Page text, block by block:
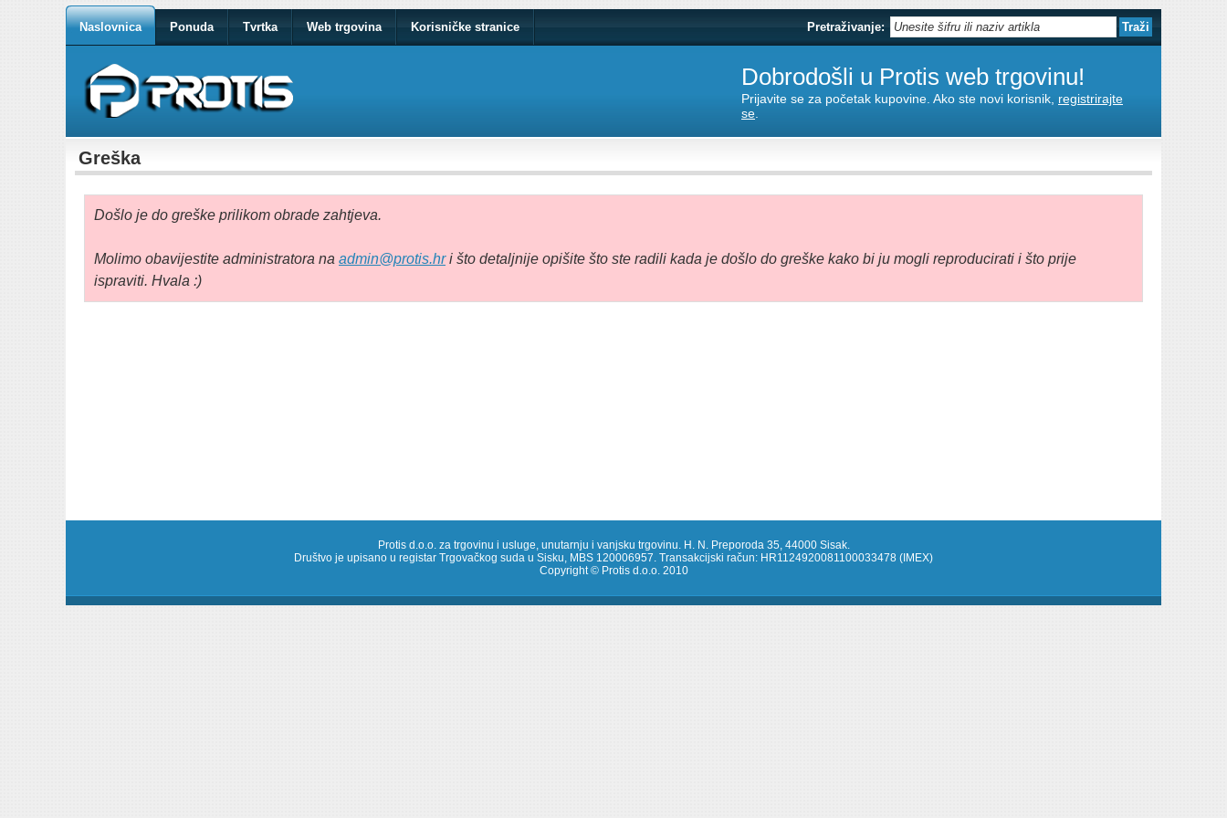
Naslovnica Ponuda Tvrtka Web trgovina Korisničke stranice Pretraživanje:
Dobrodošli u Protis web trgovinu!
Prijavite se za početak kupovine. Ako ste novi korisnik, registrirajte
se
Greška
Došlo je do greške prilikom obrade zahtjeva.
Molimo obavijestite administratora na admin@protis.hri što detaljnije opišite što ste radili kada je došlo do greške kako bi ju mogli reproducirati i što prije
ispraviti. Hvala :)
Protis d.o.o. za trgovinu i usluge, unutarnju i vanjsku trgovinu. H. N. Preporoda 35, 44000 Sisak.
Društvo je upisano u registar Trgovačkog suda u Sisku, MBS 120006957. Transakcijski račun: HR1124920081100033478 (IMEX)
Copyright © Protis d.o.o. 2010